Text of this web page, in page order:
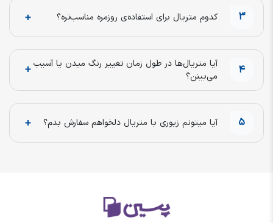
3 کدوم متریال برای استفاده‌ی روزمره مناسب‌تره؟
4
آیا متریال‌ها در طول زمان تغییر رنگ میدن یا آسیب
می‌بینن؟
5 آیا میتونم زیوری با متریال دلخواهم سفارش بدم؟